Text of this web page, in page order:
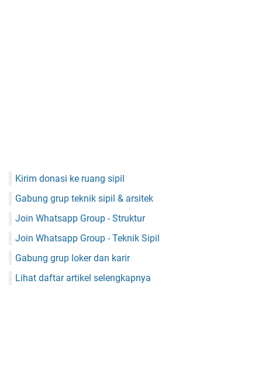
Kirim donasi ke ruang sipil
Gabung grup teknik sipil & arsitek
Join Whatsapp Group - Struktur
Join Whatsapp Group - Teknik Sipil
Gabung grup loker dan karir
Lihat daftar artikel selengkapnya